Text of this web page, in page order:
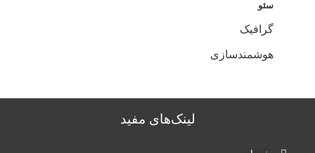
سئو
گرافیک
هوشمندسازی
لینک‌های مفید‌